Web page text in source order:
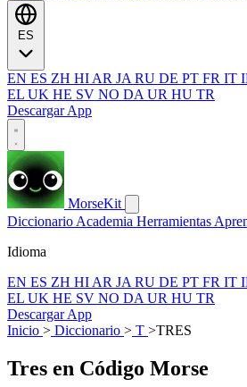
EN ES ZH HI AR JA RU DE PT FR IT
EL UK HE SV NO DA UR HU TR
Descargar App
MorseKit
Diccionario Academia Herramientas
Idioma
EN ES ZH HI AR JA RU DE PT FR IT
EL UK HE SV NO DA UR HU TR
Descargar App
Inicio > Diccionario > T >TRES
Tres en Código Morse